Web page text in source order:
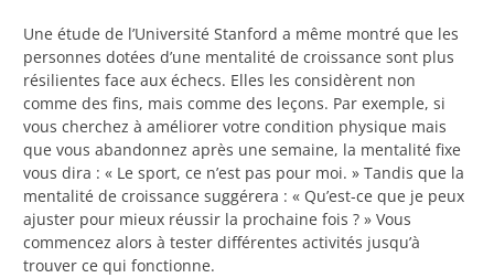
Une étude de l’Université Stanford a même montré que les
personnes dotées d’une mentalité de croissance sont plus
résilientes face aux échecs. Elles les considèrent non
comme des fins, mais comme des leçons. Par exemple, si
vous cherchez à améliorer votre condition physique mais
que vous abandonnez après une semaine, la mentalité fixe
vous dira : « Le sport, ce n’est pas pour moi. » Tandis que la
mentalité de croissance suggérera : « Qu’est-ce que je peux
ajuster pour mieux réussir la prochaine fois ? » Vous
commencez alors à tester différentes activités jusqu’à
trouver ce qui fonctionne.